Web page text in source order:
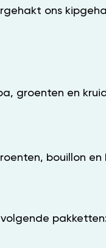
ons
groenten en
bouillon
pakketten: